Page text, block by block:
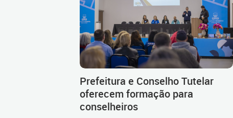
Prefeitura e Conselho Tutelar
oferecem formação para
conselheiros